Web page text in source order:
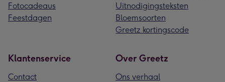
Fotocadeaus
Feestdagen
Uitnodigingsteksten
Bloemsoorten
Greetz kortingscode
Klantenservice
Contact
Over Greetz
Ons verhaal